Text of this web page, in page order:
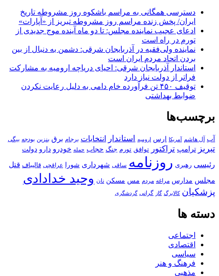
دسترسی همگانی به مراسم باشکوه روز مشروطه تاریخ
ایران/ پخش زنده مراسم روز مشروطه تبریز از «آپارات»
ادعای عجیب نماینده مجلس: تا دو ماه آینده موج جدیدی از
تورم در راه است
نماینده ولی‌فقیه در آذربایجان شرقی: دشمن به دنبال از بین
بردن اتحاد مردم ایران است
استاندار آذربایجان شرقی: احیای دریاچه ارومیه به مشارکت
فراتر از دولت نیاز دارد
توقیف ۴۵۰ تن فرآورده خام دامی به دلیل رعایت نکردن
ضوابط بهداشتی
برچسب‌ها
آب آل هاشم آمریکا ارس ارومیه استاندار انتخابات برجام برق بنزین بودجه بیگی
تبریز ترامپ تراکتور توافق تورم جنگ حجاب حمله خودرو دارو دولت
رئیسی رهبری روزنامه ساقی شهرداری شورا عراقچی قالیباف قتل
مجلس مدارس مراغه مردم مس مسکن نان وحید خدادادی
پزشکیان کالابرگ گاز گرانی گردشگری
دسته ها
اجتماعی
اقتصادی
سیاسی
فرهنگ و هنر
مذهبی